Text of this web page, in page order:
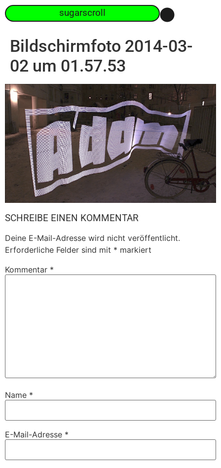
sugarscroll
Bildschirmfoto 2014-03-
02 um 01.57.53
SCHREIBE EINEN KOMMENTAR
Deine E-Mail-Adresse wird nicht veröffentlicht.
Erforderliche Felder sind mit * markiert
Kommentar *
Name *
E-Mail-Adresse *